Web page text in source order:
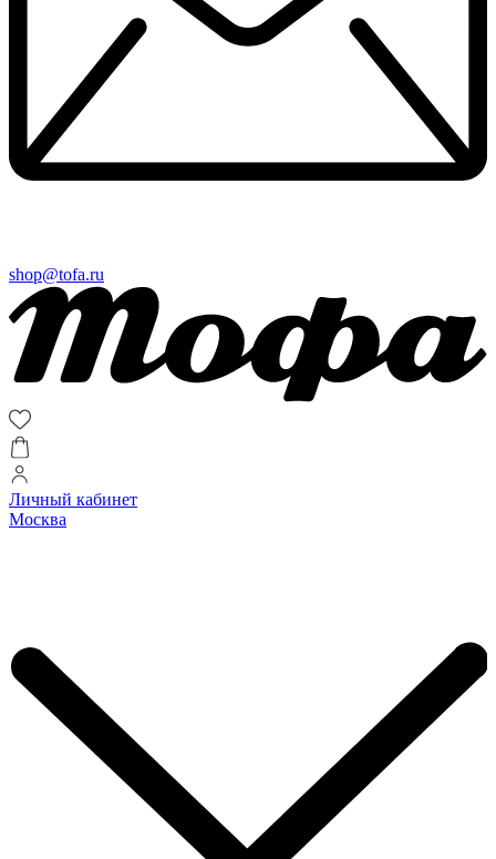
shop@tofa.ru
Личный кабинет
Москва